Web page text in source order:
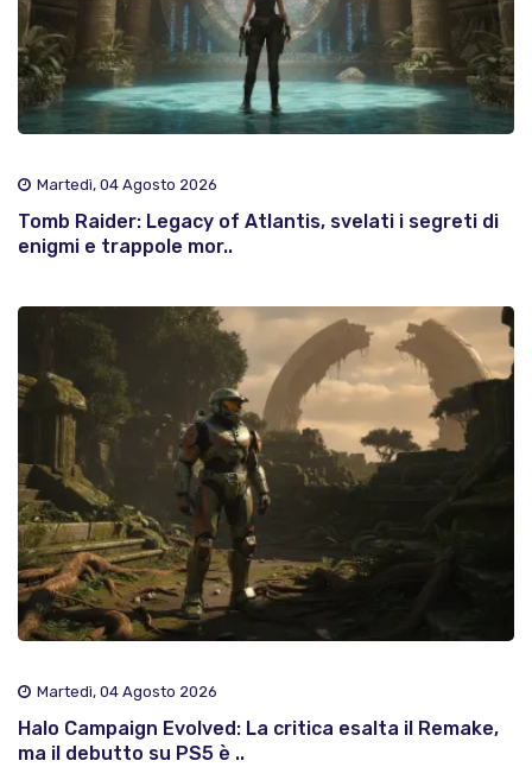
Martedì, 04 Agosto 2026
Tomb Raider: Legacy of Atlantis, svelati i segreti di
enigmi e trappole mor..
Martedì, 04 Agosto 2026
Halo Campaign Evolved: La critica esalta il Remake,
ma il debutto su PS5 è ..